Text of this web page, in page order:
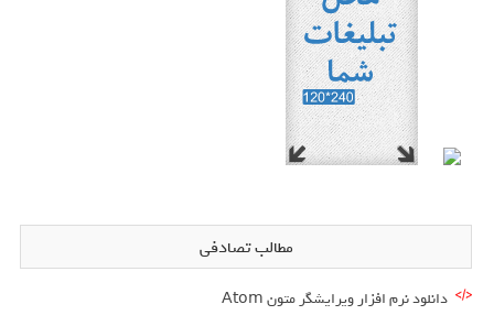
مطالب تصادفی
دانلود نرم افزار ویرایشگر متون Atom